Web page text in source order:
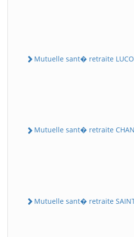
Mutuelle sant� retraite
Mutuelle sant� retraite
Mutuelle sant� retraite